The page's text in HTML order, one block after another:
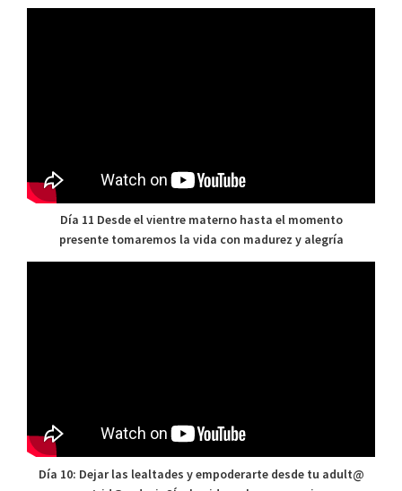
Día 11 Desde el vientre materno hasta el momento
presente tomaremos la vida con madurez y alegría
Día 10: Dejar las lealtades y empoderarte desde tu adult@